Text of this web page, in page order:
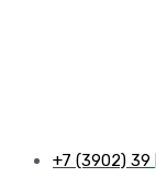
+7 (3902) 39